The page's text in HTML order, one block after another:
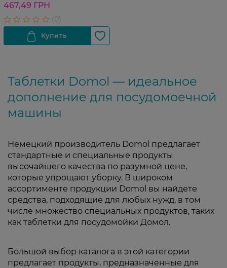
467,49 ГРН
Таблетки Domol — идеальное
дополнение для посудомоечной
машины
Немецкий производитель Domol предлагает
стандартные и специальные продукты
высочайшего качества по разумной цене,
которые упрощают уборку. В широком
ассортименте продукции Domol вы найдете
средства, подходящие для любых нужд, в том
числе множество специальных продуктов, таких
как таблетки для посудомойки Домол.
Большой выбор каталога в этой категории
предлагает продукты, предназначенные для